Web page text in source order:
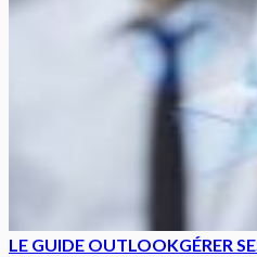
LE GUIDE OUTLOOKGÉRER